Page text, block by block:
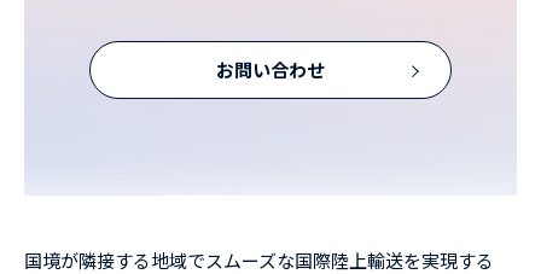
お問い合わせ
国境が隣接する地域でスムーズな国際陸上輸送を実現する